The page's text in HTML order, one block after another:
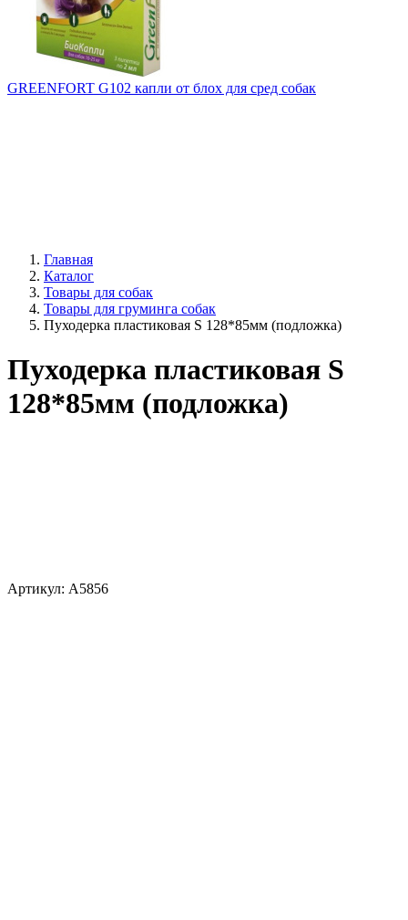
GREENFORT G102 капли от блох для сред собак
Главная
Каталог
Товары для собак
Товары для груминга собак
Пуходерка пластиковая S 128*85мм (подложка)
Пуходерка пластиковая S
128*85мм (подложка)
Артикул: A5856